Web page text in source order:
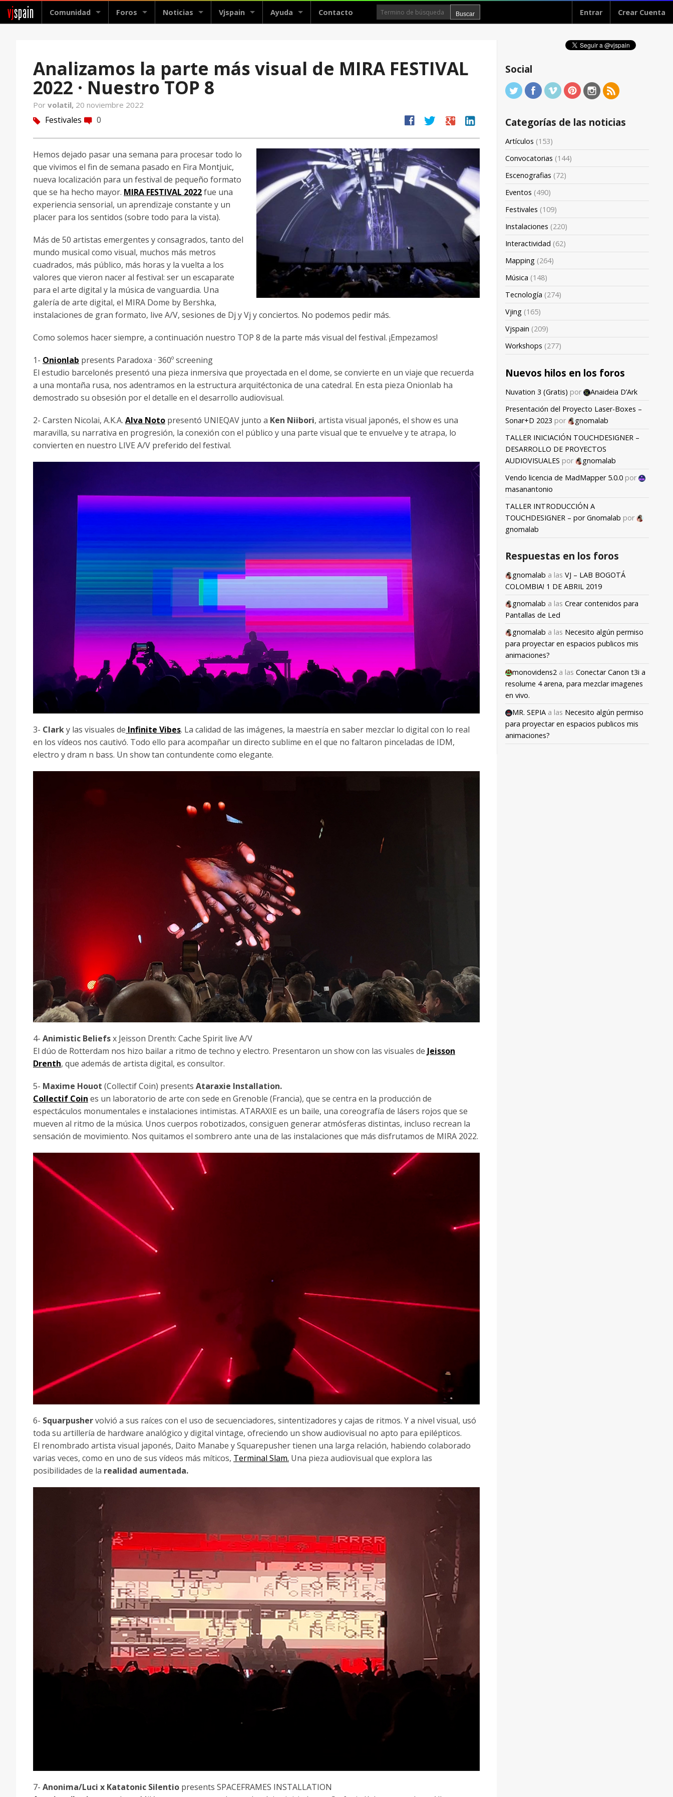
vjspain Comunidad Foros Noticias Vjspain Ayuda Contacto Entrar Crear Cuenta
Analizamos la parte más visual de MIRA FESTIVAL
2022 · Nuestro TOP 8
Por volatil, 20 noviembre 2022
tag Festivales comment 0 facebook twitter google linkedin
Hemos dejado pasar una semana para procesar todo lo
que vivimos el fin de semana pasado en Fira Montjuic,
nueva localización para un festival de pequeño formato
que se ha hecho mayor. MIRA FESTIVAL 2022fue una
experiencia sensorial, un aprendizaje constante y un
placer para los sentidos (sobre todo para la vista).
Más de 50 artistas emergentes y consagrados, tanto del
mundo musical como visual, muchos más metros
cuadrados, más público, más horas y la vuelta a los
valores que vieron nacer al festival: ser un escaparate
para el arte digital y la música de vanguardia. Una
galería de arte digital, el MIRA Dome by Bershka,
instalaciones de gran formato, live A/V, sesiones de Dj y Vj y conciertos. No podemos pedir más.
Como solemos hacer siempre, a continuación nuestro TOP 8 de la parte más visual del festival. ¡Empezamos!
1- Onionlab presents Paradoxa · 360º screening
El estudio barcelonés presentó una pieza inmersiva que proyectada en el dome, se convierte en un viaje que recuerda
a una montaña rusa, nos adentramos en la estructura arquitéctonica de una catedral. En esta pieza Onionlab ha
demostrado su obsesión por el detalle en el desarrollo audiovisual.
2- Carsten Nicolai, A.K.A. Alva Noto presentó UNIEQAV junto a Ken Niibori, artista visual japonés, el show es una
maravilla, su narrativa en progresión, la conexión con el público y una parte visual que te envuelve y te atrapa, lo
convierten en nuestro LIVE A/V preferido del festival.
3- Clarky las visuales de Infinite Vibes. La calidad de las imágenes, la maestría en saber mezclar lo digital con lo real
en los vídeos nos cautivó. Todo ello para acompañar un directo sublime en el que no faltaron pinceladas de IDM,
electro y dram n bass. Un show tan contundente como elegante.
4- Animistic Beliefsx Jeisson Drenth: Cache Spirit live A/V
El dúo de Rotterdam nos hizo bailar a ritmo de techno y electro. Presentaron un show con las visuales de Jeisson
Drenth, que además de artista digital, es consultor.
5- Maxime Houot (Collectif Coin) presents Ataraxie Installation.
Collectif Coin es un laboratorio de arte con sede en Grenoble (Francia), que se centra en la producción de
espectáculos monumentales e instalaciones intimistas. ATARAXIE es un baile, una coreografía de lásers rojos que se
mueven al ritmo de la música. Unos cuerpos robotizados, consiguen generar atmósferas distintas, incluso recrean la
sensación de movimiento. Nos quitamos el sombrero ante una de las instalaciones que más disfrutamos de MIRA 2022.
6- Squarpushervolvió a sus raíces con el uso de secuenciadores, sintentizadores y cajas de ritmos. Y a nivel visual, usó
toda su artillería de hardware analógico y digital vintage, ofreciendo un show audiovisual no apto para epilépticos.
El renombrado artista visual japonés, Daito Manabe y Squarepusher tienen una larga relación, habiendo colaborado
varias veces, como en uno de sus vídeos más míticos, Terminal Slam. Una pieza audiovisual que explora las
posibilidades de la realidad aumentada.
7- Anonima/Luci x Katatonic Silentio presents SPACEFRAMES INSTALLATION
Social
Categorías de las noticias
Artículos (153)
Convocatorias (144)
Escenografias (72)
Eventos (490)
Festivales (109)
Instalaciones (220)
Interactividad (62)
Mapping (264)
Música (148)
Tecnología (274)
Vjing (165)
Vjspain (209)
Workshops (277)
Nuevos hilos en los foros
Nuvation 3 (Gratis) por
Anaideia D’Ark
Presentación del Proyecto Laser-Boxes –
Sonar+D 2023 por
gnomalab
TALLER INICIACIÓN TOUCHDESIGNER –
DESARROLLO DE PROYECTOS
AUDIOVISUALES por
gnomalab
Vendo licencia de MadMapper 5.0.0 por
masanantonio
TALLER INTRODUCCIÓN A
TOUCHDESIGNER – por Gnomalab por
gnomalab
Respuestas en los foros
gnomalab a las VJ – LAB BOGOTÁ
COLOMBIA! 1 DE ABRIL 2019
gnomalab a las Crear contenidos para
Pantallas de Led
gnomalab a las Necesito algún permiso
para proyectar en espacios publicos mis
animaciones?
monovidens2 a las Conectar Canon t3i a
resolume 4 arena, para mezclar imagenes
en vivo.
MR. SEPIA a las Necesito algún permiso
para proyectar en espacios publicos mis
animaciones?